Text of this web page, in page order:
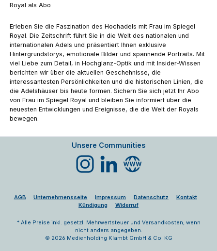
Royal als Abo
Erleben Sie die Faszination des Hochadels mit Frau im Spiegel
Royal. Die Zeitschrift führt Sie in die Welt des nationalen und
internationalen Adels und präsentiert Ihnen exklusive
Hintergrundstorys, emotionale Bilder und spannende Portraits. Mit
viel Liebe zum Detail, in Hochglanz-Optik und mit Insider-Wissen
berichten wir über die aktuellen Geschehnisse, die
interessantesten Persönlichkeiten und die historischen Linien, die
die Adelshäuser bis heute formen. Sichern Sie sich jetzt Ihr Abo
von Frau im Spiegel Royal und bleiben Sie informiert über die
neuesten Entwicklungen und Ereignisse, die die Welt der Royals
bewegen.
Unsere Communities
Instagram LinkedIn Website
AGB Unternehmensseite Impressum Datenschutz
Kontakt
Kündigung
Widerruf
* Alle Preise inkl. gesetzl. Mehrwertsteuer und Versandkosten, wenn
nicht anders angegeben.
© 2026 Medienholding Klambt GmbH & Co. KG